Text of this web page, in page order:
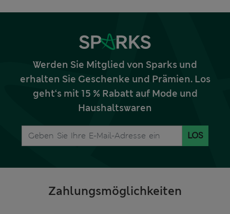
Werden Sie Mitglied von Sparks und
erhalten Sie Geschenke und Prämien. Los
geht‘s mit 15 % Rabatt auf Mode und
Haushaltswaren
LOS
Zahlungsmöglichkeiten